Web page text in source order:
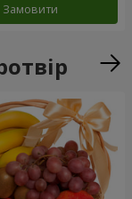
Замовити